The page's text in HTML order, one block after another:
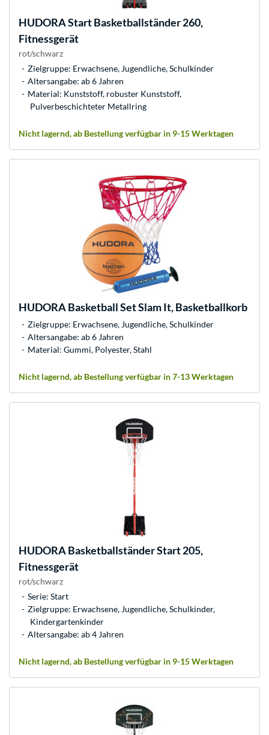
HUDORAStart Basketballständer 260,
Fitnessgerät
rot/schwarz
Zielgruppe: Erwachsene, Jugendliche, Schulkinder
Altersangabe: ab 6 Jahren
Material: Kunststoff, robuster Kunststoff,
Pulverbeschichteter Metallring
Nicht lagernd, ab Bestellung verfügbar in 9-15 Werktagen
HUDORABasketball Set Slam It, Basketballkorb
Zielgruppe: Erwachsene, Jugendliche, Schulkinder
Altersangabe: ab 6 Jahren
Material: Gummi, Polyester, Stahl
Nicht lagernd, ab Bestellung verfügbar in 7-13 Werktagen
HUDORABasketballständer Start 205,
Fitnessgerät
rot/schwarz
Serie: Start
Zielgruppe: Erwachsene, Jugendliche, Schulkinder,
Kindergartenkinder
Altersangabe: ab 4 Jahren
Nicht lagernd, ab Bestellung verfügbar in 9-15 Werktagen